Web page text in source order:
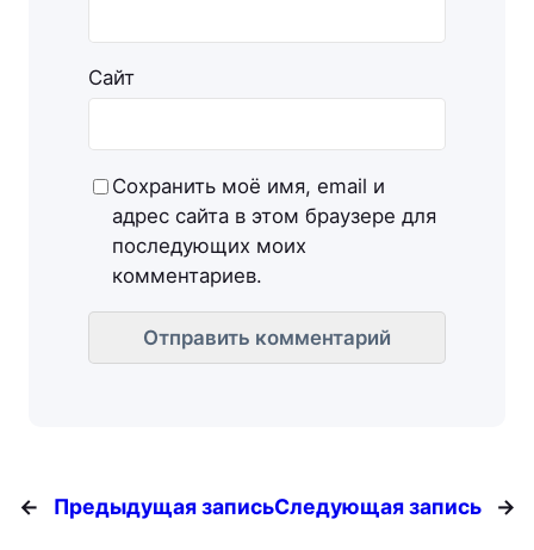
Сайт
Сохранить моё имя, email и
адрес сайта в этом браузере для
последующих моих
комментариев.
← Предыдущая записьСледующая запись →